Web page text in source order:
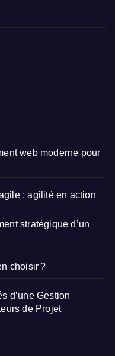
web moderne pour
: agilité en action
stratégique d’un
choisir ?
d’une Gestion
de Projet